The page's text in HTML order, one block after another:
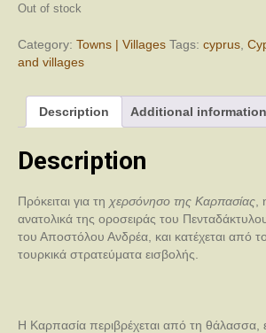
Out of stock
Category: Towns | Villages Tags: cyprus
and villages
Description Additional information
Description
Πρόκειται για τη χερσόνησο της Καρπασίας
ανατολικά της οροσειράς του
του Αποστόλου Ανδρέα, και κατέχεται από
τουρκικά στρατεύματα εισβολής.
Η Καρπασία περιβρέχεται από τη θάλασσα,